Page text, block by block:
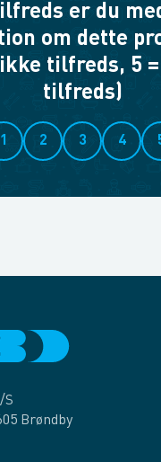
er du
om dette
tilfreds, 5
tilfreds)
1 2 3 4
S
Brøndby